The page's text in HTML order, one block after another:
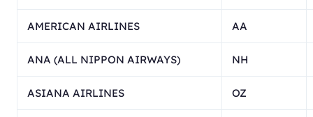
AMERICAN AIRLINES AA
ANA (ALL NIPPON AIRWAYS) NH
ASIANA AIRLINES OZ